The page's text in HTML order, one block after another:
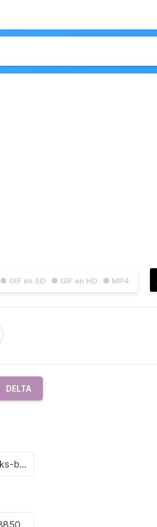
● GIF en SD ● GIF en HD ● MP4
DELTA